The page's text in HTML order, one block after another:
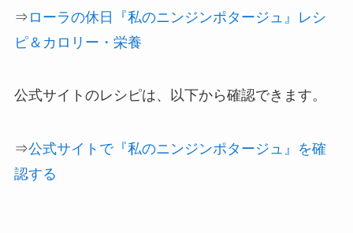
⇒ ローラの休日『私のニンジンポタージュ』レシ
ピ＆カロリー・栄養
公式サイトのレシピは、以下から確認できます。
⇒公式サイトで『私のニンジンポタージュ』を確
認する